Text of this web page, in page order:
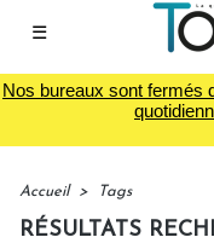
☰
Nos bureaux sont fermés
Accueil > Tags
RÉSULTATS